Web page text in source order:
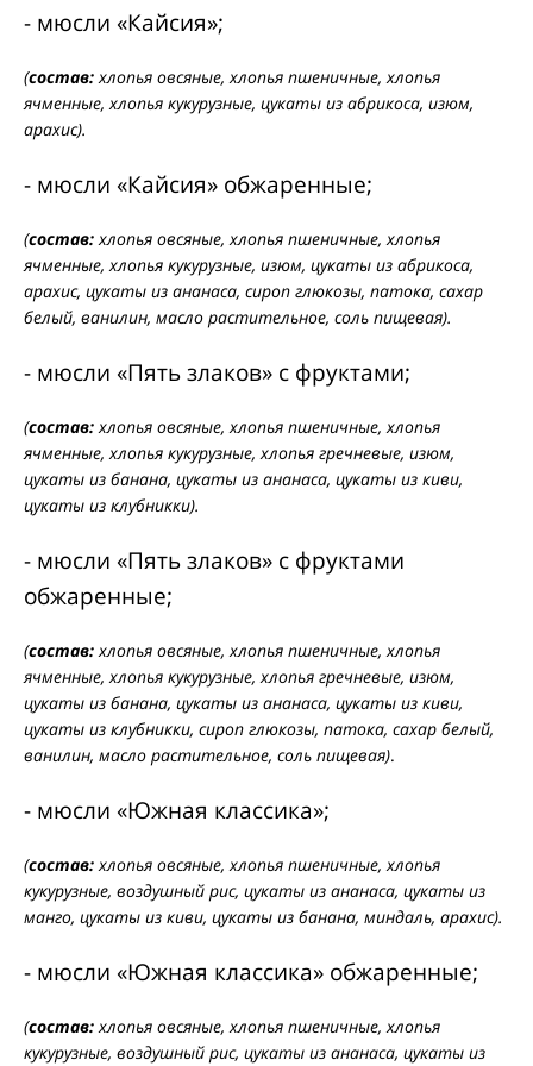
- мюсли «Кайсия»;
(состав:хлопья овсяные, хлопья пшеничные, хлопья
ячменные, хлопья кукурузные, цукаты из абрикоса, изюм,
арахис).
- мюсли «Кайсия» обжаренные;
(состав:хлопья овсяные, хлопья пшеничные, хлопья
ячменные, хлопья кукурузные, изюм, цукаты из абрикоса,
арахис, цукаты из ананаса, сироп глюкозы, патока, сахар
белый, ванилин, масло растительное, соль пищевая).
- мюсли «Пять злаков» с фруктами;
(состав: хлопья овсяные, хлопья пшеничные, хлопья
ячменные, хлопья кукурузные, хлопья гречневые, изюм,
цукаты из банана, цукаты из ананаса, цукаты из киви,
цукаты из клубникки).
- мюсли «Пять злаков» с фруктами
обжаренные;
(состав: хлопья овсяные, хлопья пшеничные, хлопья
ячменные, хлопья кукурузные, хлопья гречневые, изюм,
цукаты из банана, цукаты из ананаса, цукаты из киви,
цукаты из клубникки, сироп глюкозы, патока, сахар белый,
ванилин, масло растительное, соль пищевая).
- мюсли «Южная классика»;
(состав:хлопья овсяные, хлопья пшеничные, хлопья
кукурузные, воздушный рис, цукаты из ананаса, цукаты из
манго, цукаты из киви, цукаты из банана, миндаль, арахис).
- мюсли «Южная классика» обжаренные;
(состав:хлопья овсяные, хлопья пшеничные, хлопья
кукурузные, воздушный рис, цукаты из ананаса, цукаты из